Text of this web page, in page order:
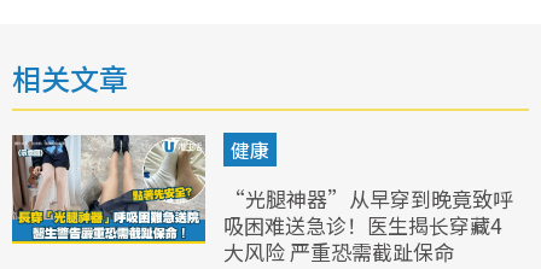
相关文章
健康
“光腿神器”从早穿到晚竟致呼
吸困难送急诊！医生揭长穿藏4
大风险 严重恐需截趾保命